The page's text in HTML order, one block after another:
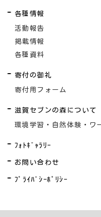
各種情報
活動報告
掲載情報
各種資料
寄付の御礼
寄付用フォーム
滋賀セブンの森について
環境学習・自然体験・ワ
ﾌｫﾄｷﾞｬﾗﾘｰ
お問い合わせ
ﾌﾟﾗｲﾊﾞｼｰﾎﾟﾘｼｰ